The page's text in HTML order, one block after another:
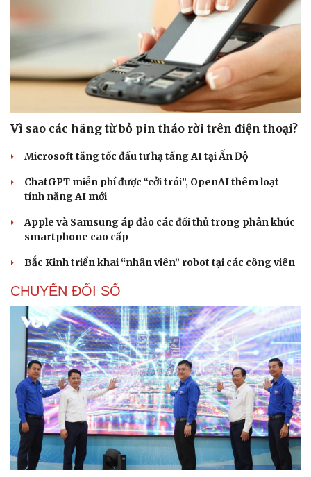
Vì sao các hãng từ bỏ pin tháo rời trên điện thoại?
Microsoft tăng tốc đầu tư hạ tầng AI tại Ấn Độ
ChatGPT miễn phí được “cởi trói”, OpenAI thêm loạt
tính năng AI mới
Apple và Samsung áp đảo các đối thủ trong phân khúc
smartphone cao cấp
Bắc Kinh triển khai “nhân viên” robot tại các công viên
CHUYỂN ĐỔI SỐ